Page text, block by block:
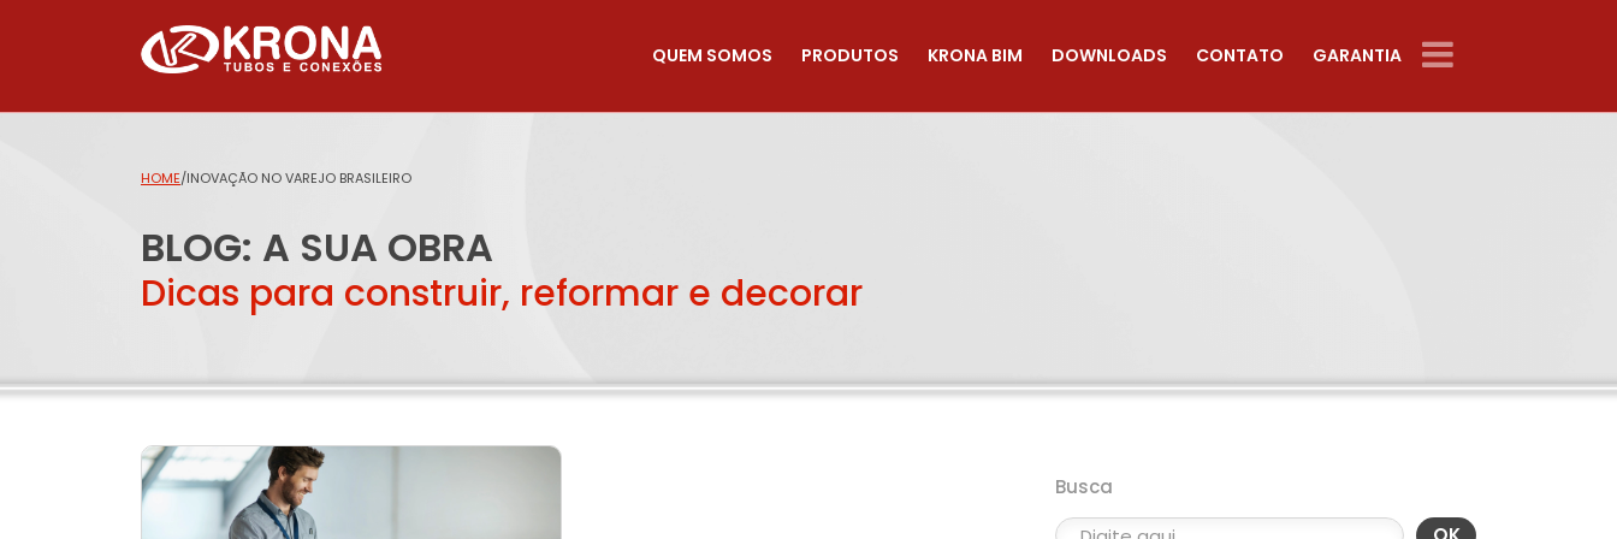
QUEM SOMOS PRODUTOS KRONA BIM DOWNLOADS CONTATO GARANTIA
HOME/INOVAÇÃO NO VAREJO BRASILEIRO
BLOG: A SUA OBRA
Dicas para construir, reformar e decorar
Busca